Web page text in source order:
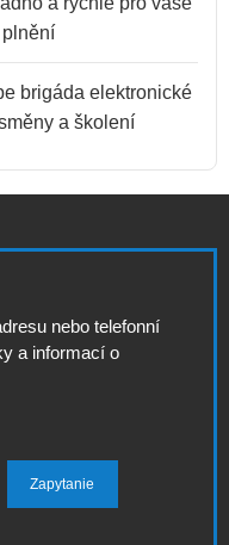
brigáda elektronické
a školení
nebo telefonní
a informací o